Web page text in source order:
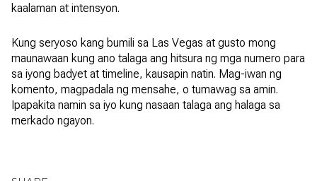
kaalaman at intensyon.
Kung seryoso kang bumili sa Las Vegas at gusto mong
maunawaan kung ano talaga ang hitsura ng mga numero para
sa iyong badyet at timeline, kausapin natin. Mag-iwan ng
komento, magpadala ng mensahe, o tumawag sa amin.
Ipapakita namin sa iyo kung nasaan talaga ang halaga sa
merkado ngayon.